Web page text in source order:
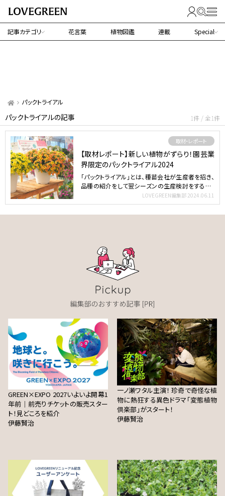
記事カテゴリ 花言葉 植物図鑑 連載 Special
パックトライアル
パックトライアルの記事 1件 / 全1件
取材・レポート
【取材レポート】新しい植物がずらり！園芸業
界限定のパックトライアル2024
「パックトライアル」とは、種苗会社が生産者を招き、
品種の紹介をして翌シーズンの生産検討をする場。
LOVEGREEN編集部 2024.06.11
GREEN×EXPO 2027いよいよ開幕1
年前｜前売りチケットの販売スター
ト！見どころを紹介
伊藤賢治
一ノ瀬ワタル主演！ 珍奇で奇怪な植
物に熱狂する異色ドラマ「変態植物
倶楽部」がスタート！
伊藤賢治